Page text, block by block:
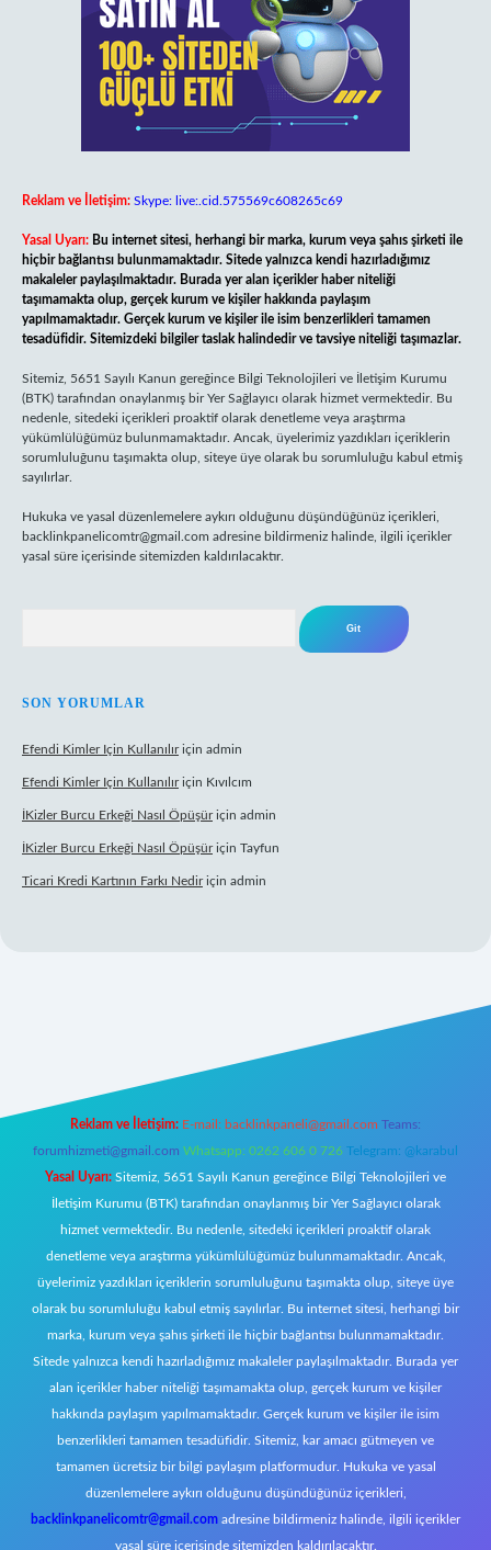
Reklam ve İletişim: Skype: live:.cid.575569c608265c69
Yasal Uyarı: Bu internet sitesi, herhangi bir marka, kurum veya şahıs şirketi ile
hiçbir bağlantısı bulunmamaktadır. Sitede yalnızca kendi hazırladığımız
makaleler paylaşılmaktadır. Burada yer alan içerikler haber niteliği
taşımamakta olup, gerçek kurum ve kişiler hakkında paylaşım
yapılmamaktadır. Gerçek kurum ve kişiler ile isim benzerlikleri tamamen
tesadüfidir. Sitemizdeki bilgiler taslak halindedir ve tavsiye niteliği taşımazlar.
Sitemiz, 5651 Sayılı Kanun gereğince Bilgi Teknolojileri ve İletişim Kurumu
(BTK) tarafından onaylanmış bir Yer Sağlayıcı olarak hizmet vermektedir. Bu
nedenle, sitedeki içerikleri proaktif olarak denetleme veya araştırma
yükümlülüğümüz bulunmamaktadır. Ancak, üyelerimiz yazdıkları içeriklerin
sorumluluğunu taşımakta olup, siteye üye olarak bu sorumluluğu kabul etmiş
sayılırlar.
Hukuka ve yasal düzenlemelere aykırı olduğunu düşündüğünüz içerikleri,
backlinkpanelicomtr@gmail.com adresine bildirmeniz halinde, ilgili içerikler
yasal süre içerisinde sitemizden kaldırılacaktır.
SON YORUMLAR
Efendi Kimler Için Kullanılıriçin admin
Efendi Kimler Için Kullanılıriçin Kıvılcım
İKizler Burcu Erkeği Nasıl Öpüşüriçin admin
İKizler Burcu Erkeği Nasıl Öpüşüriçin Tayfun
Ticari Kredi Kartının Farkı Nediriçin admin
Reklam ve İletişim: E-mail: backlinkpaneli@gmail.com Teams:
forumhizmeti@gmail.com Whatsapp: 0262 606 0 726 Telegram: @karabul
Yasal Uyarı: Sitemiz, 5651 Sayılı Kanun gereğince Bilgi Teknolojileri ve
İletişim Kurumu (BTK) tarafından onaylanmış bir Yer Sağlayıcı olarak
hizmet vermektedir. Bu nedenle, sitedeki içerikleri proaktif olarak
denetleme veya araştırma yükümlülüğümüz bulunmamaktadır. Ancak,
üyelerimiz yazdıkları içeriklerin sorumluluğunu taşımakta olup, siteye üye
olarak bu sorumluluğu kabul etmiş sayılırlar. Bu internet sitesi, herhangi bir
marka, kurum veya şahıs şirketi ile hiçbir bağlantısı bulunmamaktadır.
Sitede yalnızca kendi hazırladığımız makaleler paylaşılmaktadır. Burada yer
alan içerikler haber niteliği taşımamakta olup, gerçek kurum ve kişiler
hakkında paylaşım yapılmamaktadır. Gerçek kurum ve kişiler ile isim
benzerlikleri tamamen tesadüfidir. Sitemiz, kar amacı gütmeyen ve
tamamen ücretsiz bir bilgi paylaşım platformudur. Hukuka ve yasal
düzenlemelere aykırı olduğunu düşündüğünüz içerikleri,
backlinkpanelicomtr@gmail.com adresine bildirmeniz halinde, ilgili içerikler
yasal süre içerisinde sitemizden kaldırılacaktır.